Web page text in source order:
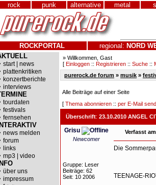
rock punk alternative metal
ROCKPORTAL regional: NORD
start | news
plattenkritiken
konzertberichte
interviews
tourdaten
festivals
fernsehen
INTERAKTIV
news melden
forum
links
mp3 | video
INFO
über uns
impressum
» Willkommen, Gast
[ Einloggen :: Registrieren :: Suche ::
purerock.de forum » musik »
Alle Beiträge auf einer Seite
[ Thema abonnieren :: per E-Mail
Überschrift: 23.10.2010 ANGEL
Grisu
Newcomer
Gruppe: Leser
Beiträge: 62
Seit: 10 2006
Verfasst
Die
TEENAGE-